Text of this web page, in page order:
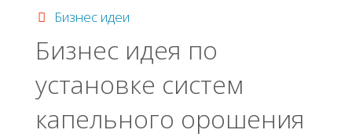
Бизнес идеи
Бизнec идeя пo
уcтaнoвкe cиcтeм
кaпeльнoгo opoшeния